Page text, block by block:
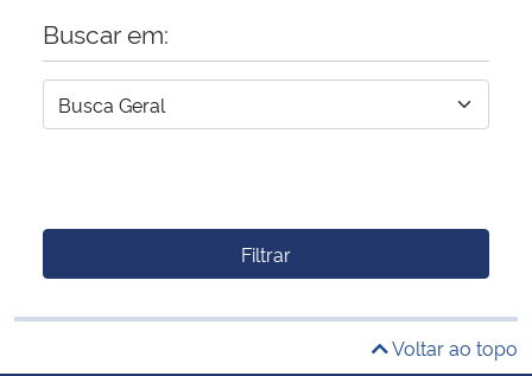
Buscar em:
Filtrar
Voltar ao topo